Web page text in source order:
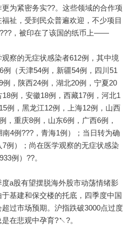
为紧密务实??。这些领域的合作项
祉，受到民众普遍欢迎，不少项目
???，被印在了该国的纸币上——
无症状感染者612例，其中境
例（天津54例，新疆54例，四川51
，陕西24例，湖北20例，宁夏20
例，安徽18例，西藏17例，河北1
例，黑龙江12例，上海12例，山西
，重庆8例，山东6例，广西6例，
4例???，青海1例）；当日转为确
例）；尚在医学观察的无症状感染
例）??。
股有望摆脱海外股市动荡情绪影
基建和保交楼的托底，四季度中国
过市场预期。沪指跌破3000点过度
在悲观中孕育?↖?。